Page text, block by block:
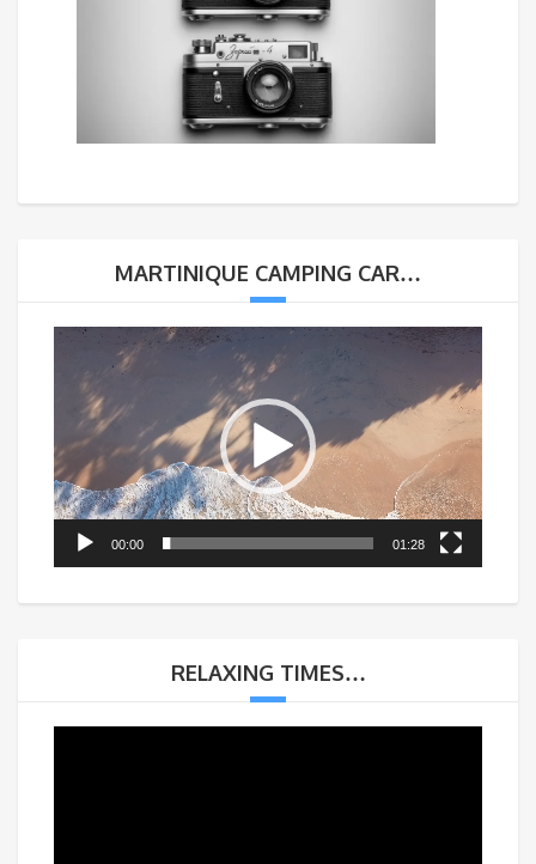
MARTINIQUE CAMPING CAR…
Lecteur
vidéo
00:00 01:28
RELAXING TIMES…